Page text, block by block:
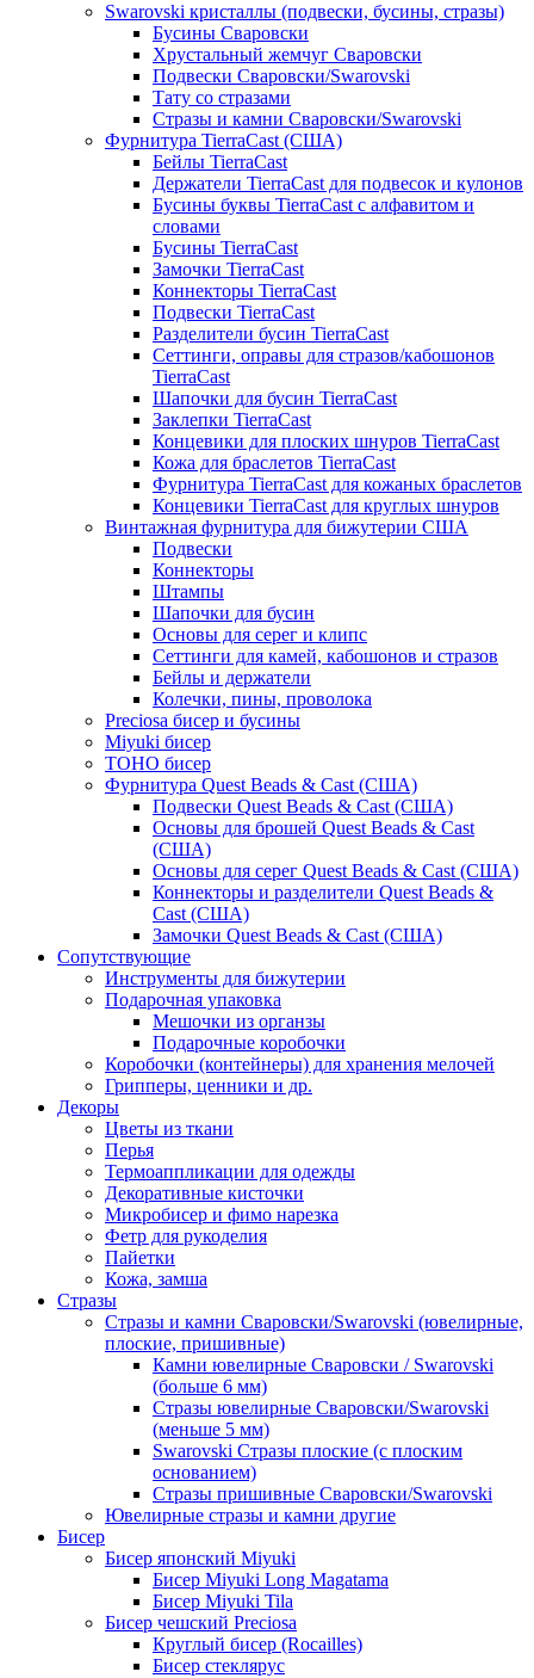
Swarovski кристаллы (подвески, бусины, стразы)
Бусины Сваровски
Хрустальный жемчуг Сваровски
Подвески Сваровски/Swarovski
Тату со стразами
Стразы и камни Сваровски/Swarovski
Фурнитура TierraCast (США)
Бейлы TierraCast
Держатели TierraCast для подвесок и кулонов
Бусины буквы TierraCast с алфавитом и
словами
Бусины TierraCast
Замочки TierraCast
Коннекторы TierraCast
Подвески TierraCast
Разделители бусин TierraCast
Сеттинги, оправы для стразов/кабошонов
TierraCast
Шапочки для бусин TierraCast
Заклепки TierraCast
Концевики для плоских шнуров TierraCast
Кожа для браслетов TierraCast
Фурнитура TierraCast для кожаных браслетов
Концевики TierraCast для круглых шнуров
Винтажная фурнитура для бижутерии США
Подвески
Коннекторы
Штампы
Шапочки для бусин
Основы для серег и клипс
Сеттинги для камей, кабошонов и стразов
Бейлы и держатели
Колечки, пины, проволока
Preciosa бисер и бусины
Miyuki бисер
TOHO бисер
Фурнитура Quest Beads & Cast (США)
Подвески Quest Beads & Cast (США)
Основы для брошей Quest Beads & Cast
(США)
Основы для серег Quest Beads & Cast (США)
Коннекторы и разделители Quest Beads &
Cast (США)
Замочки Quest Beads & Cast (США)
Сопутствующие
Инструменты для бижутерии
Подарочная упаковка
Мешочки из органзы
Подарочные коробочки
Коробочки (контейнеры) для хранения мелочей
Грипперы, ценники и др.
Декоры
Цветы из ткани
Перья
Термоаппликации для одежды
Декоративные кисточки
Микробисер и фимо нарезка
Фетр для рукоделия
Пайетки
Кожа, замша
Стразы
Стразы и камни Сваровски/Swarovski (ювелирные,
плоские, пришивные)
Камни ювелирные Сваровски / Swarovski
(больше 6 мм)
Стразы ювелирные Сваровски/Swarovski
(меньше 5 мм)
Swarovski Стразы плоские (с плоским
основанием)
Стразы пришивные Сваровски/Swarovski
Ювелирные стразы и камни другие
Бисер
Бисер японский Miyuki
Бисер Miyuki Long Magatama
Бисер Miyuki Tila
Бисер чешский Preciosa
Круглый бисер (Rocailles)
Бисер стеклярус